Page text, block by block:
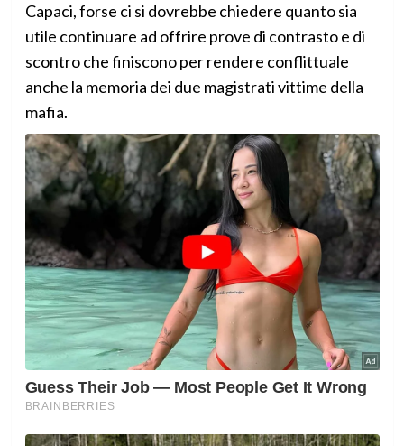
Capaci, forse ci si dovrebbe chiedere quanto sia
utile continuare ad offrire prove di contrasto e di
scontro che finiscono per rendere conflittuale
anche la memoria dei due magistrati vittime della
mafia.